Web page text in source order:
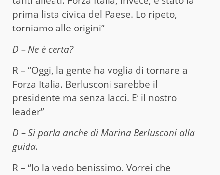
prima lista civica del Paese. Lo ripeto,
torniamo alle origini”
D – Ne è certa?
R – “Oggi, la gente ha voglia di tornare a
Forza Italia. Berlusconi sarebbe il
presidente ma senza lacci. E’ il nostro
leader”
D – Si parla anche di Marina Berlusconi alla
guida.
R – “Io la vedo benissimo. Vorrei che